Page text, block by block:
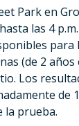
Park en
las 4
para
(de 2 años
Los
de
la prueba.